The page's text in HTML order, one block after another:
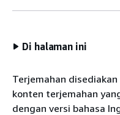
Di halaman ini
Terjemahan
konten terjemahan
dengan versi bahasa